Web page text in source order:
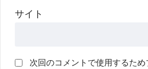
サイト
次回のコメントで使用するため